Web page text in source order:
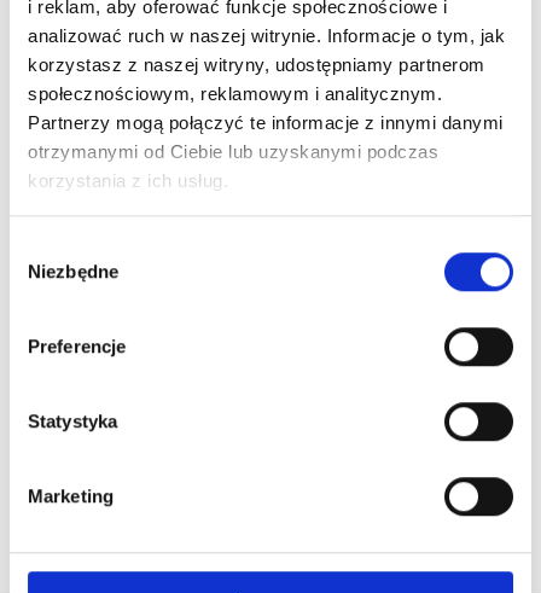
i reklam, aby oferować funkcje społecznościowe i
analizować ruch w naszej witrynie. Informacje o tym, jak
korzystasz z naszej witryny, udostępniamy partnerom
społecznościowym, reklamowym i analitycznym.
Partnerzy mogą połączyć te informacje z innymi danymi
otrzymanymi od Ciebie lub uzyskanymi podczas
korzystania z ich usług.
zgody
Niezbędne
Preferencje
Statystyka
Marketing
86,00
217402
L 3520mm
/ szt.